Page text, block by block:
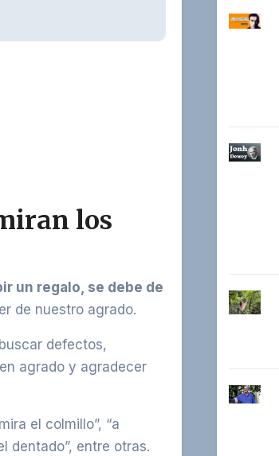
los
un regalo, se debe de
de nuestro agrado.
defectos,
agrado y agradecer
el colmillo”, “a
dentado”, entre otras.